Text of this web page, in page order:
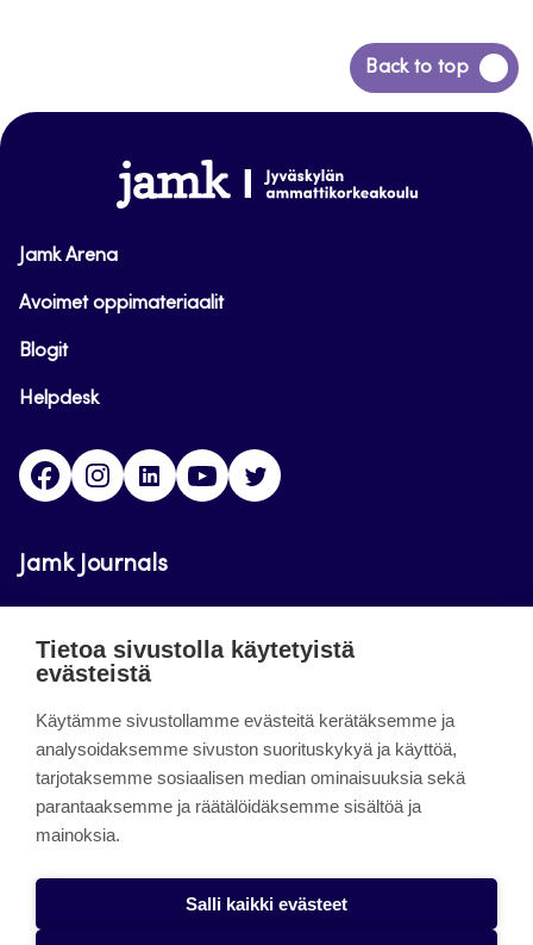
Back to top
Siirry
takaisin
www.jamk.fi
Jamk Arena
Avoimet oppimateriaalit
Blogit
Helpdesk
FacebookInstagram
LinkedInYoutube
Jamk Journals
luettavissa. Verkkolehtien tarkoituksena on tukea
innovaatiotoimintaa.
About the site
Jamkin verkkolehdet
Tietosuojaseloste
Tietoa sivustolla käytetyistä
evästeistä
Käytämme sivustollamme evästeitä kerätäksemme ja
analysoidaksemme sivuston suorituskykyä ja käyttöä,
tarjotaksemme sosiaalisen median ominaisuuksia sekä
parantaaksemme ja räätälöidäksemme sisältöä ja
mainoksia.
Salli kaikki evästeet